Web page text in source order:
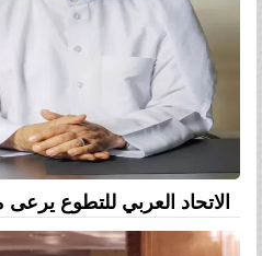
الاتحاد العربي للتطوع